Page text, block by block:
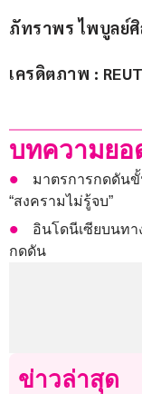
ภัทราพร ไพบูลย์
เครดิตภาพ :
บทความย
มาตรการกดดัน
“สงครามไม่รู้จบ”
อินโดนีเซียบนทา
กดดัน
ข่าวล่าสุด